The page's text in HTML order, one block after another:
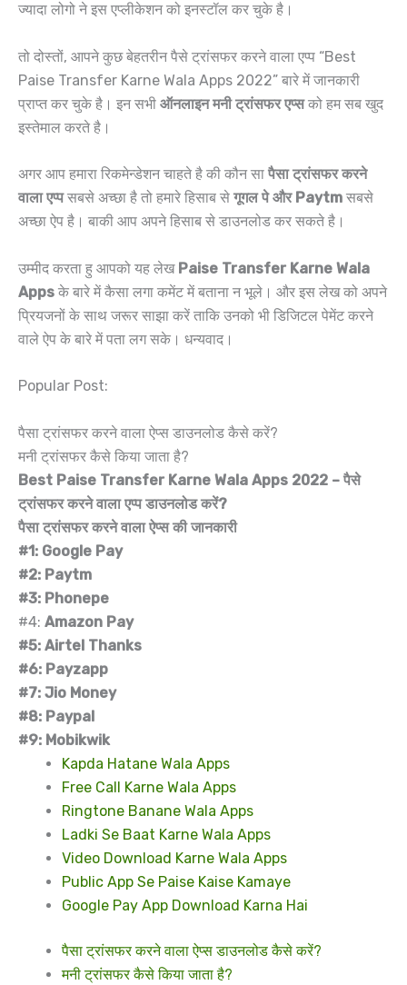
ज्यादा लोगो ने इस एप्लीकेशन को इनस्टॉल कर चुके है।
तो दोस्तों, आपने कुछ बेहतरीन पैसे ट्रांसफर करने वाला एप्प “Best
Paise Transfer Karne Wala Apps 2022” बारे में जानकारी
प्राप्त कर चुके है। इन सभी ऑनलाइन मनी ट्रांसफर एप्सको हम सब खुद
इस्तेमाल करते है।
अगर आप हमारा रिकमेन्डेशन चाहते है की कौन सा पैसा ट्रांसफर करने
वाला एप्पसबसे अच्छा है तो हमारे हिसाब से गूगल पे और Paytm सबसे
अच्छा ऐप है। बाकी आप अपने हिसाब से डाउनलोड कर सकते है।
उम्मीद करता हु आपको यह लेखPaise Transfer Karne Wala
Apps के बारे में कैसा लगा कमेंट में बताना न भूले। और इस लेख को अपने
प्रियजनों के साथ जरूर साझा करें ताकि उनको भी डिजिटल पेमेंट करने
वाले ऐप के बारे में पता लग सके। धन्यवाद।
Popular Post:
पैसा ट्रांसफर करने वाला ऐप्स डाउनलोड कैसे करें?
मनी ट्रांसफर कैसे किया जाता है?
Best Paise Transfer Karne Wala Apps 2022 – पैसे
ट्रांसफर करने वाला एप्प डाउनलोड करें?
पैसा ट्रांसफर करने वाला ऐप्स की जानकारी
#1: Google Pay
#2: Paytm
#3: Phonepe
#4: Amazon Pay
#5: Airtel Thanks
#6: Payzapp
#7: Jio Money
#8: Paypal
#9: Mobikwik
Kapda Hatane Wala Apps
Free Call Karne Wala Apps
Ringtone Banane Wala Apps
Ladki Se Baat Karne Wala Apps
Video Download Karne Wala Apps
Public App Se Paise Kaise Kamaye
Google Pay App Download Karna Hai
पैसा ट्रांसफर करने वाला ऐप्स डाउनलोड कैसे करें?
मनी ट्रांसफर कैसे किया जाता है?